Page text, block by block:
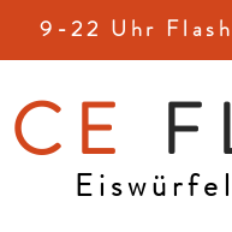
​9-22 Uhr